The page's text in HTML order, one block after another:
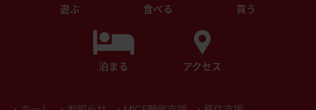
遊ぶ 食べる 買う
泊まる アクセス